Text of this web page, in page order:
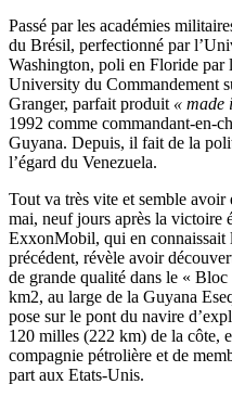
Passé par les académies
du Brésil, perfectionné par
Washington, poli en Floride par
University du Commandement
Granger, parfait produit « made
1992 comme commandant-en-
Guyana. Depuis, il fait de la
l’égard du Venezuela.
Tout va très vite et semble avoir
mai, neuf jours après la victoire
ExxonMobil, qui en connaissait
précédent, révèle avoir
de grande qualité dans le «
km2, au large de la Guyana
pose sur le pont du navire
120 milles (222 km) de la côte,
compagnie pétrolière et de
part aux Etats-Unis.